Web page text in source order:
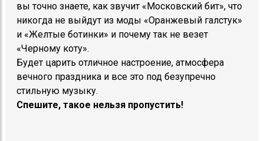
вы точно знаете, как звучит «Московский бит», что
никогда не выйдут из моды «Оранжевый галстук»
и «Желтые ботинки» и почему так не везет
«Черному коту».
Будет царить отличное настроение, атмосфера
вечного праздника и все это под безупречно
стильную музыку.
Спешите, такое нельзя пропустить!